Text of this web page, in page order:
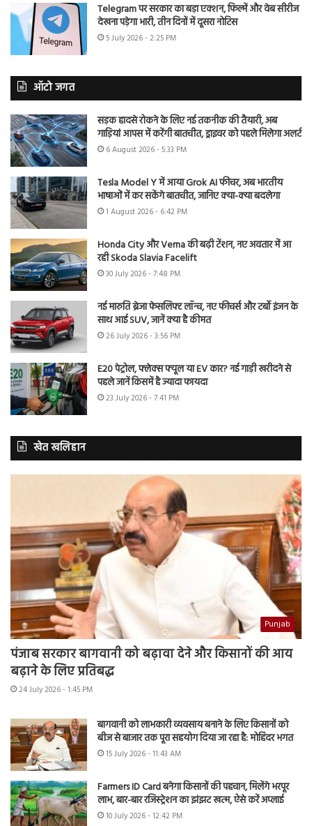
Telegram पर सरकार का बड़ा एक्शन, फिल्में और वेब सीरीज
देखना पड़ेगा भारी, तीन दिनों में दूसरा नोटिस
5 July 2026 - 2:25 PM
ऑटो जगत
सड़क हादसे रोकने के लिए नई तकनीक की तैयारी, अब
गाड़ियां आपस में करेंगी बातचीत, ड्राइवर को पहले मिलेगा अलर्ट
6 August 2026 - 5:33 PM
Tesla Model Y में आया Grok AI फीचर, अब भारतीय
भाषाओं में कर सकेंगे बातचीत, जानिए क्या-क्या बदलेगा
1 August 2026 - 6:42 PM
Honda City और Verna की बढ़ी टेंशन, नए अवतार में आ
रही Skoda Slavia Facelift
30 July 2026 - 7:48 PM
नई मारुति ब्रेजा फेसलिफ्ट लॉन्च, नए फीचर्स और टर्बो इंजन के
साथ आई SUV, जानें क्या है कीमत
26 July 2026 - 3:56 PM
E20 पेट्रोल, फ्लेक्स फ्यूल या EV कार? नई गाड़ी खरीदने से
पहले जानें किसमें है ज्यादा फायदा
23 July 2026 - 7:41 PM
खेत खलिहान
Punjab
पंजाब सरकार बागवानी को बढ़ावा देने और किसानों की आय
बढ़ाने के लिए प्रतिबद्ध
24 July 2026 - 1:45 PM
बागवानी को लाभकारी व्यवसाय बनाने के लिए किसानों को
बीज से बाजार तक पूरा सहयोग दिया जा रहा है: मोहिंदर भगत
15 July 2026 - 11:43 AM
Farmers ID Card बनेगा किसानों की पहचान, मिलेंगे भरपूर
लाभ, बार-बार रजिस्ट्रेशन का झंझट खत्म, ऐसे करें अप्लाई
10 July 2026 - 12:42 PM